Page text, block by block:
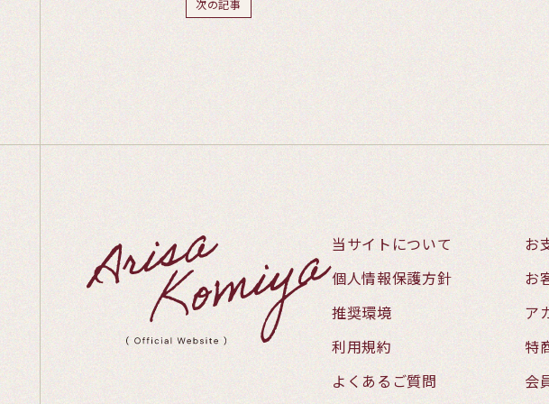
次の記事
当サイトについて
お
個人情報保護方針
お
推奨環境
ア
利用規約
特
よくあるご質問
会